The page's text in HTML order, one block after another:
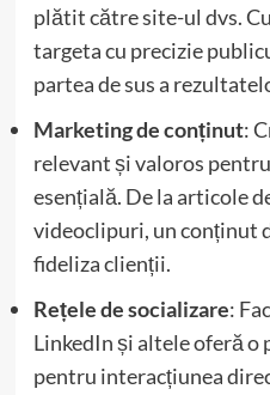
plătit către site-ul dvs.
targeta cu precizie
partea de sus a
Marketing de conținut:
relevant și valoros
esențială. De la articole
videoclipuri, un conținut
fideliza clienții.
Rețele de socializare:
LinkedIn și altele oferă o
pentru interacțiunea